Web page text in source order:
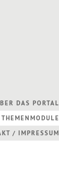
DAS PORTAL
THEMENMODULE
/ IMPRESSUM